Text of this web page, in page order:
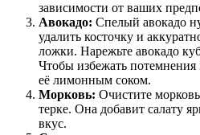
зависимости от ваших
Авокадо: Спелый авокадо
удалить косточку и
ложки. Нарежьте авокадо
Чтобы избежать потемнения
её лимонным соком.
Морковь: Очистите
терке. Она добавит салату
вкус.